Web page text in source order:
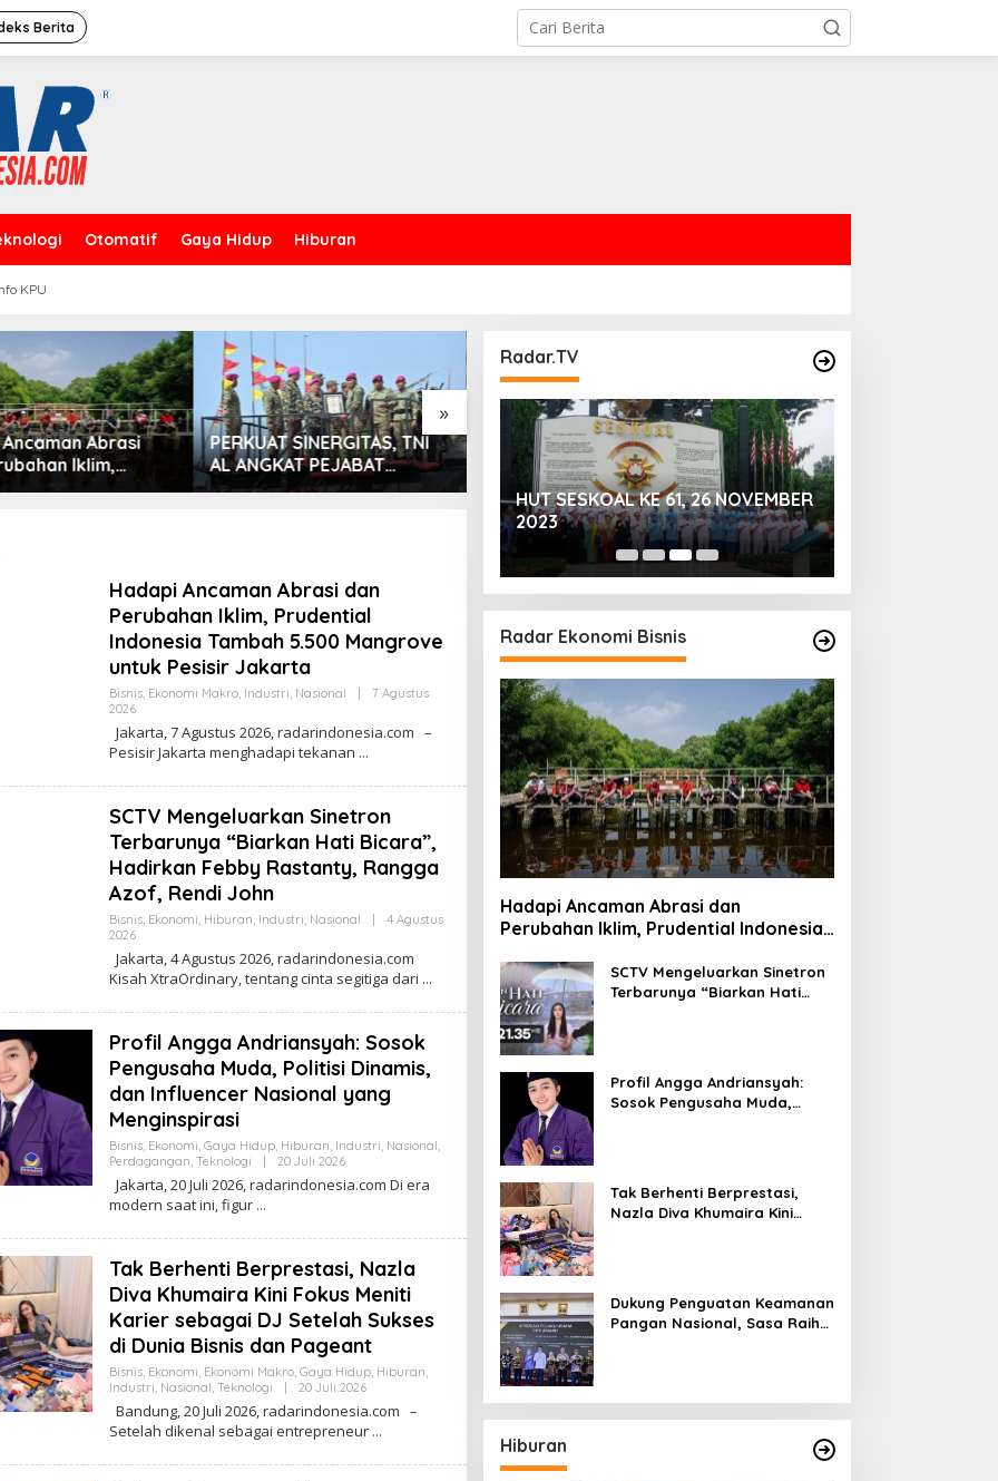
Berita
Otomatif Gaya Hidup Hiburan
KPU
»
Abrasi
Iklim,
Indonesia
Jakarta
PERKUAT SINERGITAS, TNI
AL ANGKAT PEJABAT
NEGARA DAN TNI SEBAGAI
LATIHAN INTEGRASI TNI
2026 DIGELAR DI DAERAH
LATIHAN TNI AL DABO
SINGKEP, TNI AL
TEMBAKKAN RUDAL KAPAL
PERANG DAN USV
SCTV Mengeluarkan
Sinetron Terbarunya
“Biarkan Hati Bicara”,
Hadirkan Febby Rastanty,
Rangga Azof, Rendi John
Hadapi Ancaman Abrasi dan
Perubahan Iklim, Prudential
Indonesia Tambah 5.500 Mangrove
untuk Pesisir Jakarta
Bisnis, Ekonomi Makro, Industri, Nasional
7 Agustus
2026O
E
H
E
S
I
Jakarta, 7 Agustus 2026, radarindonesia.com –
Pesisir Jakarta menghadapi tekanan
SCTV Mengeluarkan Sinetron
Terbarunya “Biarkan Hati Bicara”,
Hadirkan Febby Rastanty, Rangga
Azof, Rendi John
Bisnis, Ekonomi, Hiburan, Industri, Nasional
4 Agustus
2026O
E
H
E
A
S
I
Jakarta, 4 Agustus 2026, radarindonesia.com
Kisah XtraOrdinary, tentang cinta segitiga dari
Profil Angga Andriansyah: Sosok
Pengusaha Muda, Politisi Dinamis,
dan Influencer Nasional yang
Menginspirasi
Bisnis, Ekonomi, Gaya Hidup, Hiburan, Industri, Nasional,
Perdagangan, Teknologi 20 Juli 2026O
L
E
E
A
S
I
Jakarta, 20 Juli 2026, radarindonesia.com Di era
modern saat ini, figur
Tak Berhenti Berprestasi, Nazla
Diva Khumaira Kini Fokus Meniti
Karier sebagai DJ Setelah Sukses
di Dunia Bisnis dan Pageant
Bisnis, Ekonomi, Ekonomi Makro, Gaya Hidup, Hiburan,
Industri, Nasional, Teknologi 20 Juli 2026O
E
H
E
Bandung, 20 Juli 2026, radarindonesia.com –
Setelah dikenal sebagai entrepreneur
Radar.TV
Rumah
HUT SESKOAL KE 61, 26 NOVEMBER
2023
Radar Ekonomi Bisnis
Hadapi Ancaman Abrasi dan
Perubahan Iklim, Prudential Indonesia
Jakarta
SCTV Mengeluarkan Sinetron
Terbarunya “Biarkan Hati
Profil Angga Andriansyah:
Sosok Pengusaha Muda,
Tak Berhenti Berprestasi,
Nazla Diva Khumaira Kini
Dukung Penguatan Keamanan
Pangan Nasional, Sasa Raih
Hiburan